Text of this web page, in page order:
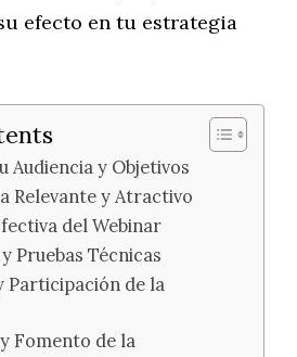
efecto en tu estrategia
Audiencia y Objetivos
Relevante y Atractivo
del Webinar
Pruebas Técnicas
Participación de la
Fomento de la